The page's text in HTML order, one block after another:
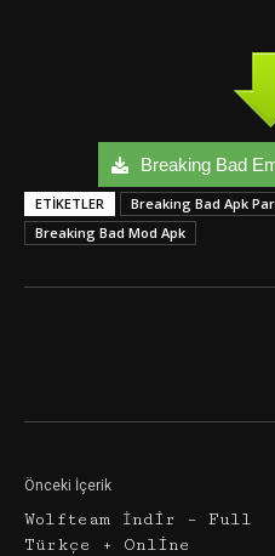
Breaking Bad
ETIKETLER Breaking Bad Apk
Breaking Bad Mod Apk
Önceki İçerik
Wolfteam İndir – Full
Türkçe + Online